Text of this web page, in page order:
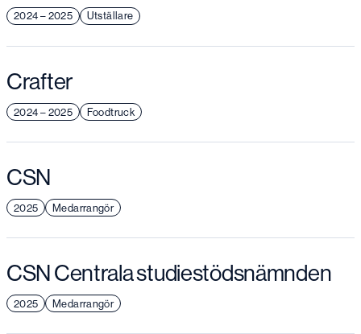
2024 – 2025 Utställare
Crafter
2024 – 2025 Foodtruck
CSN
2025 Medarrangör
CSN Centrala studiestödsnämnden
2025 Medarrangör